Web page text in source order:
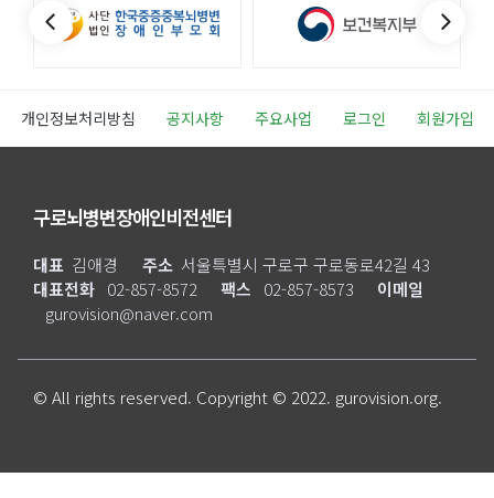
개인정보처리방침 공지사항 주요사업 로그인 회원가입
구로뇌병변장애인비전센터
대표 김애경 주소 서울특별시 구로구 구로동로42길 43
대표전화 02-857-8572 팩스 02-857-8573
이메일
gurovision@naver.com
© All rights reserved. Copyright © 2022. gurovision.org.